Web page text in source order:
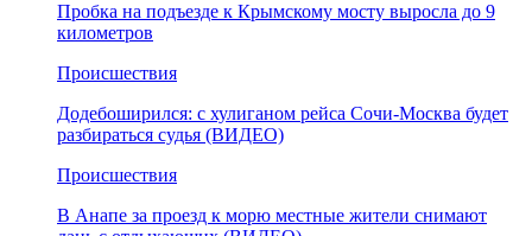
Пробка на подъезде к Крымскому мосту выросла до 9
километров
Происшествия
Додебоширился: с хулиганом рейса Сочи-Москва будет
разбираться судья (ВИДЕО)
Происшествия
В Анапе за проезд к морю местные жители снимают